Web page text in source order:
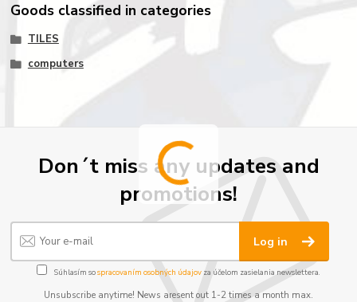
Goods classified in categories
TILES
computers
Don´t miss any updates and
promotions!
Log in
Súhlasím sospracovaním osobných údajov za účelom zasielania newslettera.
Unsubscribe anytime! News aresent out 1-2 times a month max.